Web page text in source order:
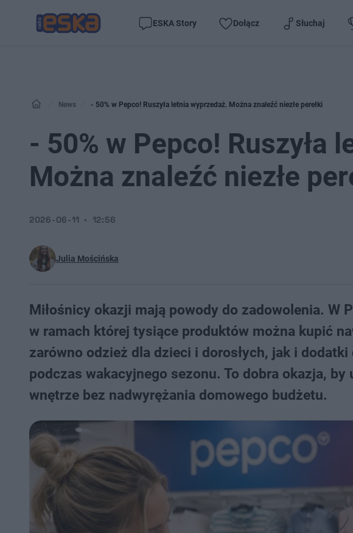
ESKA Story Dołącz Słuchaj
News - 50% w Pepco! Ruszyła letnia wyprzedaż. Można znaleźć niezłe perełki
- 50% w Pepco! Ruszyła
Można znaleźć niezłe
Julia Mościńska
2026-06-11 12:56
Miłośnicy okazji mają powody do zadowolenia. W
w ramach której tysiące produktów można kupić
zarówno odzież dla dzieci i dorosłych, jak i
podczas wakacyjnego sezonu. To dobra okazja,
wnętrze bez nadwyrężania domowego budżetu.